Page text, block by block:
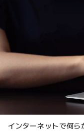
インターネットで何ら